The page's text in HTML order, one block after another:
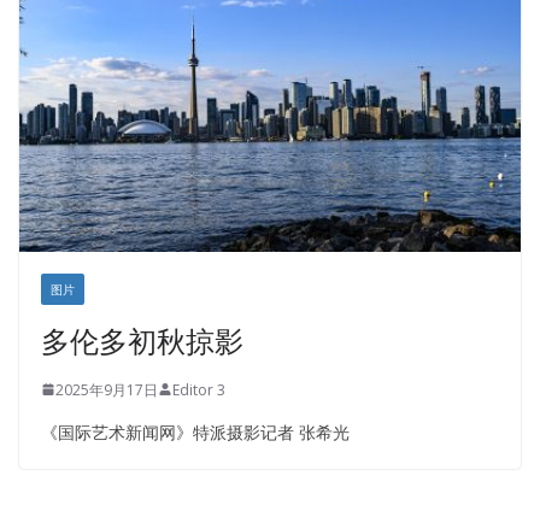
正点印艺设计
图片
多伦多初秋掠影
2025年9月17日 Editor 3
《国际艺术新闻网》特派摄影记者 张希光